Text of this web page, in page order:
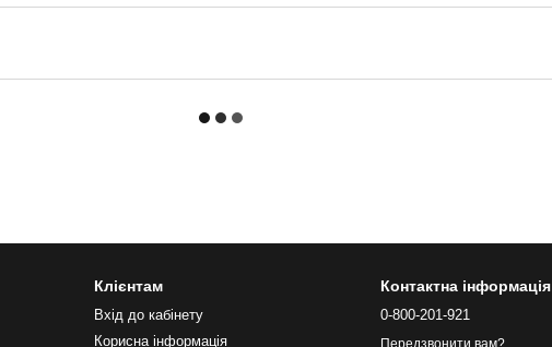
Клієнтам
Вхід до кабінету
Корисна інформація
Контактна інформація
0-800-201-921